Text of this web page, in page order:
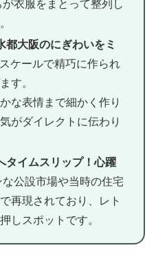
衣服をまとって整列し
都大阪のにぎわいをミ
ケールで精巧に作られ
す。
な表情まで細かく作り
がダイレクトに伝わり
タイムスリップ！心躍
な公設市場や当時の住宅
再現されており、レト
しスポットです。